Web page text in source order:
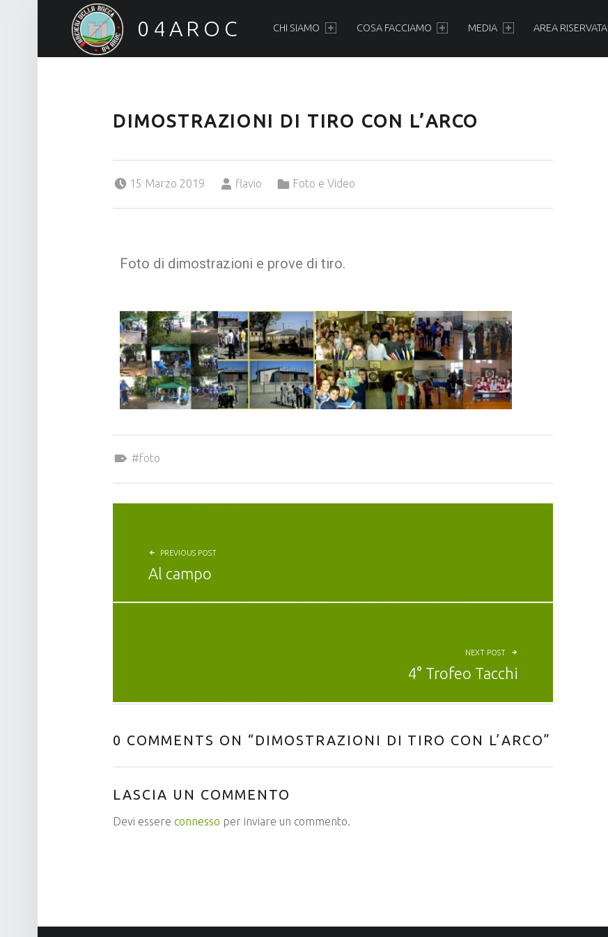
04AROC CHI SIAMO COSA FACCIAMO MEDIA AREA RISERVATA
DIMOSTRAZIONI DI TIRO CON L’ARCO
15 Marzo 2019
flavio
Foto e Video
Foto di dimostrazioni e prove di tiro.
foto
PREVIOUS POST
Al campo
NEXT POST
4° Trofeo Tacchi
0 COMMENTS ON “DIMOSTRAZIONI DI TIRO CON L’ARCO”
LASCIA UN COMMENTO
Devi essere connesso per inviare un commento.